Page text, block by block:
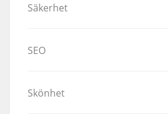
Säkerhet
SEO
Skönhet